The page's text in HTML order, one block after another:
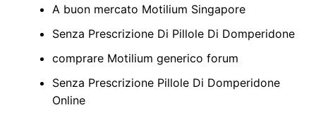
A buon mercato Motilium Singapore
Senza Prescrizione Di Pillole Di Domperidone
comprare Motilium generico forum
Senza Prescrizione Pillole Di Domperidone
Online